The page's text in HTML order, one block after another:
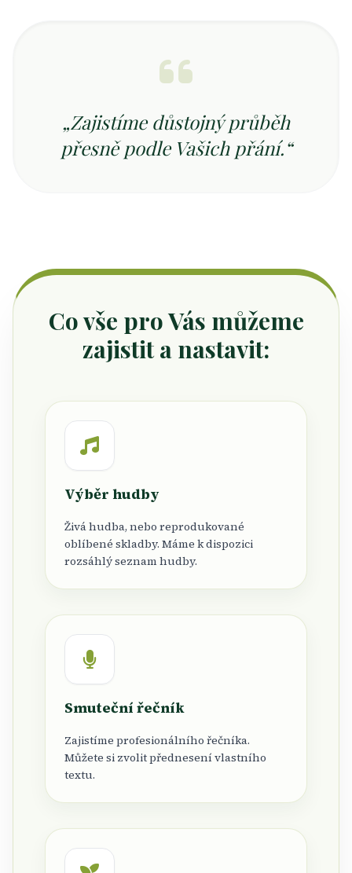
„Zajistíme důstojný průběh
přesně podle Vašich přání.“
Co vše pro Vás můžeme
zajistit a nastavit:
Výběr hudby
Živá hudba, nebo reprodukované
oblíbené skladby. Máme k dispozici
rozsáhlý seznam hudby.
Smuteční řečník
Zajistíme profesionálního řečníka.
Můžete si zvolit přednesení vlastního
textu.